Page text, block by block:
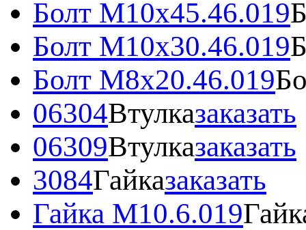
Болт М10x45.46.019
Болт М10х30.46.019
Болт М8х20.46.019
06304Втулказаказать
06309Втулказаказать
3084Гайказаказать
Гайка М10.6.019